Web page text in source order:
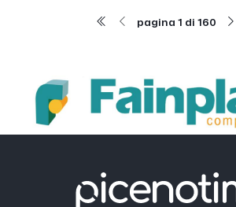
pagina 1 di 160